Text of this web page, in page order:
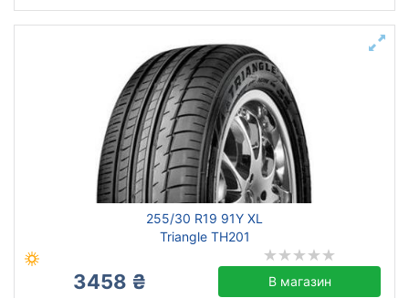
255/30 R19 91Y XL
Triangle TH201
3458 ₴ В магазин